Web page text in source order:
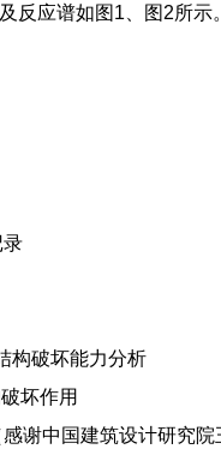
反应谱如图1、图2所示。
录
构破坏能力分析
坏作用
谢中国建筑设计研究院